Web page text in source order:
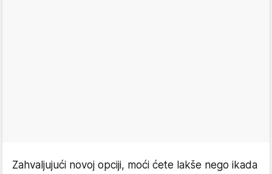
Zahvaljujući novoj opciji, moći ćete lakše nego ikada